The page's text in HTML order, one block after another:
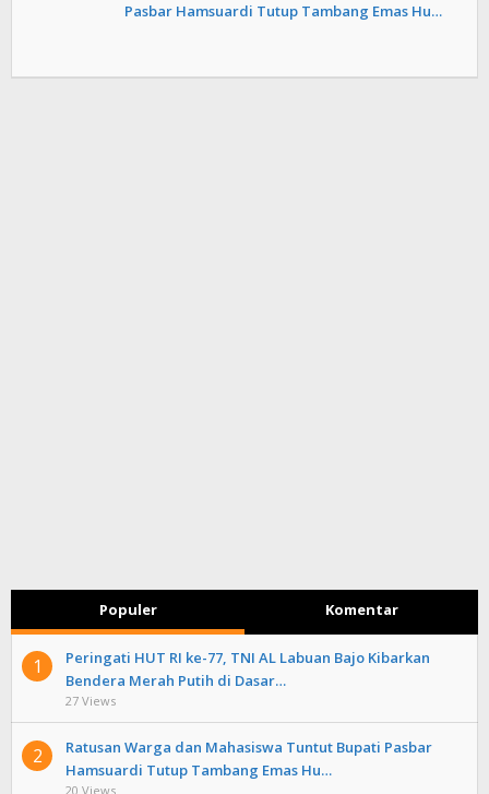
Pasbar Hamsuardi Tutup Tambang Emas Hu…
Populer Komentar
1
Peringati HUT RI ke-77, TNI AL Labuan Bajo Kibarkan
Bendera Merah Putih di Dasar…
27 Views
2
Ratusan Warga dan Mahasiswa Tuntut Bupati Pasbar
Hamsuardi Tutup Tambang Emas Hu…
20 Views